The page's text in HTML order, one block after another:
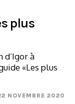
plus
d’Igor à
«Les plus
NOVEMBRE 2020